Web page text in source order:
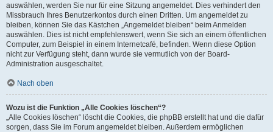
auswählen, werden Sie nur für eine Sitzung angemeldet. Dies verhindert den
Missbrauch Ihres Benutzerkontos durch einen Dritten. Um angemeldet zu
bleiben, können Sie das Kästchen „Angemeldet bleiben“ beim Anmelden
auswählen. Dies ist nicht empfehlenswert, wenn Sie sich an einem öffentlichen
Computer, zum Beispiel in einem Internetcafé, befinden. Wenn diese Option
nicht zur Verfügung steht, dann wurde sie vermutlich von der Board-
Administration ausgeschaltet.
Nach oben
Wozu ist die Funktion „Alle Cookies löschen“?
„Alle Cookies löschen“ löscht die Cookies, die phpBB erstellt hat und die dafür
sorgen, dass Sie im Forum angemeldet bleiben. Außerdem ermöglichen